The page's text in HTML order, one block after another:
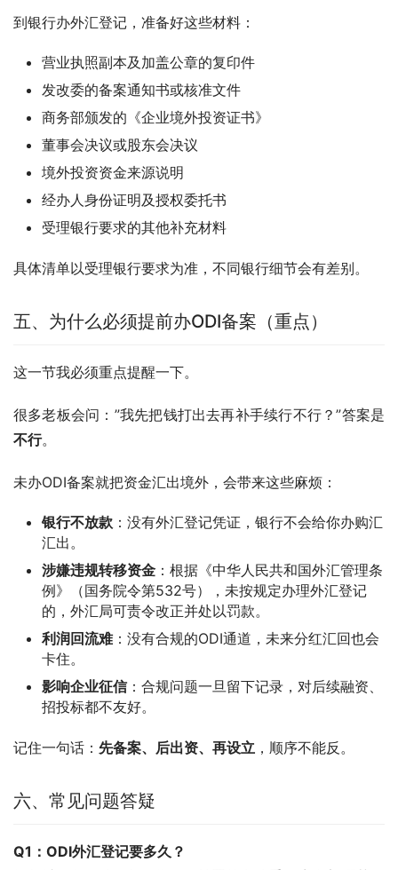
到银行办外汇登记，准备好这些材料：
营业执照副本及加盖公章的复印件
发改委的备案通知书或核准文件
商务部颁发的《企业境外投资证书》
董事会决议或股东会决议
境外投资资金来源说明
经办人身份证明及授权委托书
受理银行要求的其他补充材料
具体清单以受理银行要求为准，不同银行细节会有差别。
五、为什么必须提前办ODI备案（重点）
这一节我必须重点提醒一下。
很多老板会问：”我先把钱打出去再补手续行不行？”答案是
不行。
未办ODI备案就把资金汇出境外，会带来这些麻烦：
银行不放款 ：没有外汇登记凭证，银行不会给你办购汇
汇出。
涉嫌违规转移资金 ：根据《中华人民共和国外汇管理条
例》（国务院令第532号），未按规定办理外汇登记
的，外汇局可责令改正并处以罚款。
利润回流难：没有合规的ODI通道，未来分红汇回也会
卡住。
影响企业征信：合规问题一旦留下记录，对后续融资、
招投标都不友好。
记住一句话： 先备案、后出资、再设立 ，顺序不能反。
六、常见问题答疑
Q1：ODI外汇登记要多久？